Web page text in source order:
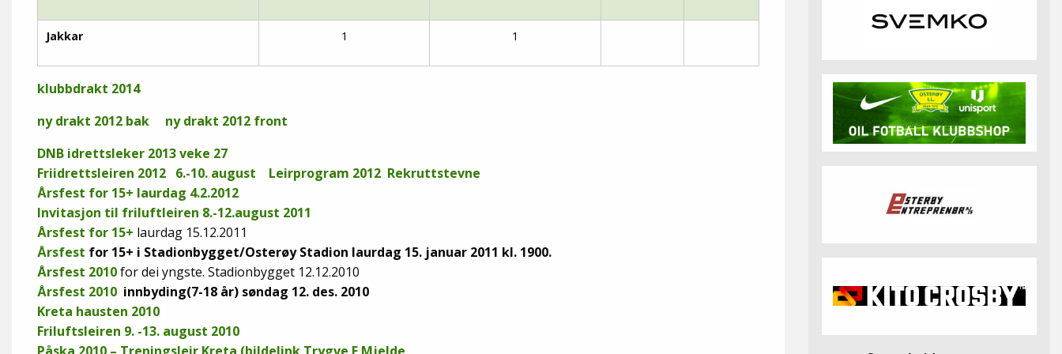
Jakkar 1 1
klubbdrakt 2014
ny drakt 2012 bak
ny drakt 2012 front
DNB idrettsleker 2013 veke 27
Friidrettsleiren 2012 6.-10. august
Leirprogram 2012 Rekruttstevne
Årsfest for 15+ laurdag 4.2.2012
Invitasjon til friluftleiren 8.-12.august 2011
Årsfest for 15+ laurdag 15.12.2011
Årsfest for 15+ i Stadionbygget/Osterøy Stadion laurdag 15. januar 2011 kl. 1900.
Årsfest 2010for dei yngste. Stadionbygget 12.12.2010
Årsfest 2010 innbyding(7-18 år) søndag 12. des. 2010
Kreta hausten 2010
Friluftsleiren 9. -13. august 2010